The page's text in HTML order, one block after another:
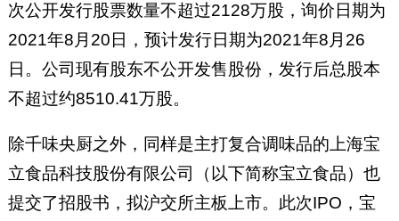
次公开发行股票数量不超过2128万股，询价日期为
2021年8月20日，预计发行日期为2021年8月26
日。公司现有股东不公开发售股份，发行后总股本
不超过约8510.41万股。
除千味央厨之外，同样是主打复合调味品的上海宝
立食品科技股份有限公司（以下简称宝立食品）也
提交了招股书，拟沪交所主板上市。此次IPO，宝